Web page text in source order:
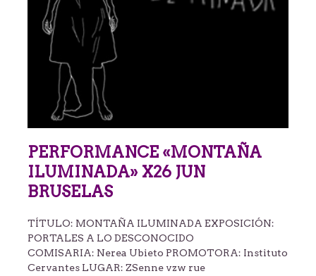
PERFORMANCE «MONTAÑA
ILUMINADA» X26 JUN
BRUSELAS
TÍTULO: MONTAÑA ILUMINADA EXPOSICIÓN:
PORTALES A LO DESCONOCIDO
COMISARIA: Nerea Ubieto PROMOTORA: Instituto
Cervantes LUGAR: ZSenne vzw rue